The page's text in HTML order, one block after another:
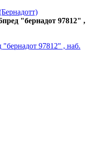
"бернадот 97812" ,